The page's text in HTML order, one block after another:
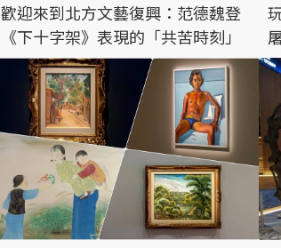
歡迎來到北方文藝復興：范德魏登
《下十字架》表現的「共苦時刻」